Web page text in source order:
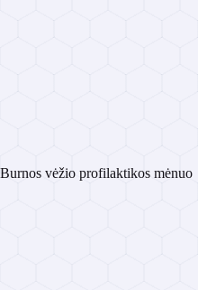
Burnos vėžio profilaktikos mėnuo